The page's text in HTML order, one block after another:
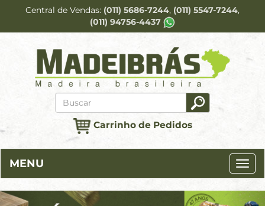
Central de Vendas (011) 5686-7244 (011) 5547-7244
(011) 94756-4437
Carrinho de Pedidos
MENU
Previous